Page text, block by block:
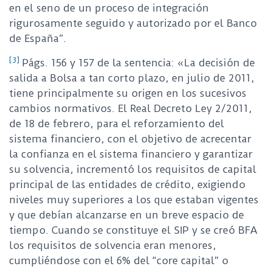
en el seno de un proceso de integración
rigurosamente seguido y autorizado por el Banco
de España”.
[3] Págs. 156 y 157 de la sentencia: «La decisión de
salida a Bolsa a tan corto plazo, en julio de 2011,
tiene principalmente su origen en los sucesivos
cambios normativos. El Real Decreto Ley 2/2011,
de 18 de febrero, para el reforzamiento del
sistema financiero, con el objetivo de acrecentar
la confianza en el sistema financiero y garantizar
su solvencia, incrementó los requisitos de capital
principal de las entidades de crédito, exigiendo
niveles muy superiores a los que estaban vigentes
y que debían alcanzarse en un breve espacio de
tiempo. Cuando se constituye el SIP y se creó BFA
los requisitos de solvencia eran menores,
cumpliéndose con el 6% del “core capital” o